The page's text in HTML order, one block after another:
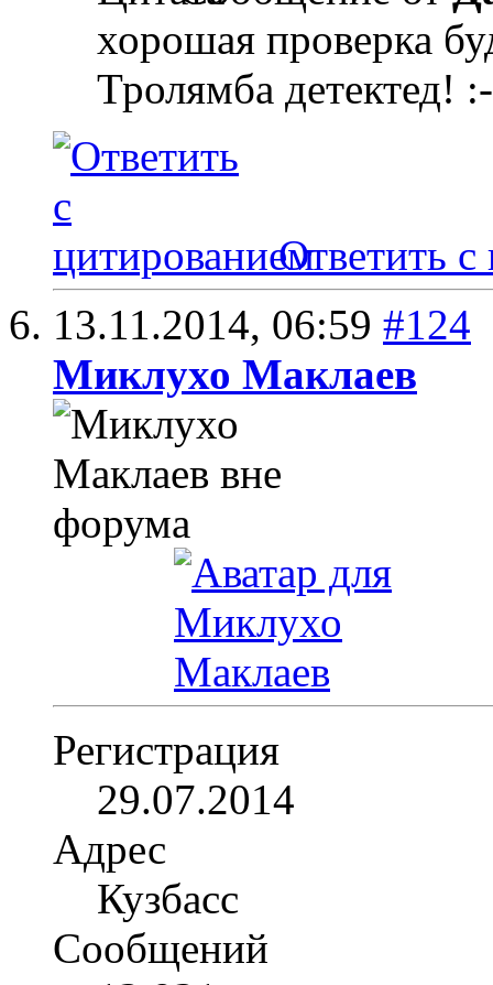
хорошая проверка
Тролямба детектед!
Ответить с
13.11.2014, 06:59 #124
Миклухо Маклаев
Регистрация
29.07.2014
Адрес
Кузбасс
Сообщений